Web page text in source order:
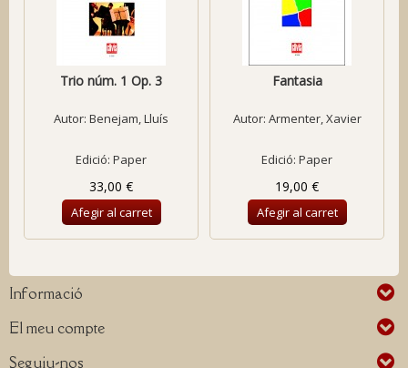
Trio núm. 1 Op. 3
Autor: Benejam, Lluís
Edició: Paper
33,00 €
Afegir al carret
Fantasia
Autor: Armenter, Xavier
Edició: Paper
19,00 €
Afegir al carret
Informació
El meu compte
Seguiu-nos